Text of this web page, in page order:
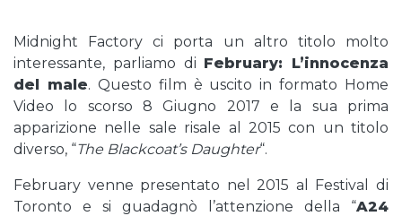
Midnight Factory ci porta un altro titolo molto
interessante, parliamo di February: L’innocenza
del male. Questo film è uscito in formato Home
Video lo scorso 8 Giugno 2017 e la sua prima
apparizione nelle sale risale al 2015 con un titolo
diverso, “The Blackcoat’s Daughter“.
February venne presentato nel 2015 al Festival di
Toronto e si guadagnò l’attenzione della “A24